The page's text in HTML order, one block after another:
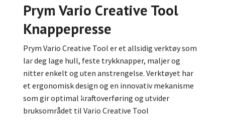
Prym Vario Creative Tool
Knappepresse
Prym Vario Creative Tool er et allsidig verktøy som
lar deg lage hull, feste trykknapper, maljer og
nitter enkelt og uten anstrengelse. Verktøyet har
et ergonomisk design og en innovativ mekanisme
som gir optimal kraftoverføring og utvider
bruksområdet til Vario Creative Tool